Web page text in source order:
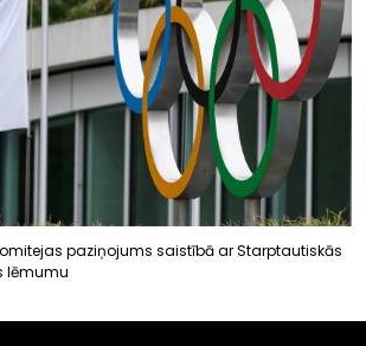
paziņojums saistībā ar Starptautiskās
lēmumu